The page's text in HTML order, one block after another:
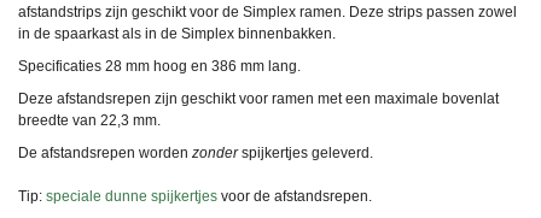
afstandstrips zijn geschikt voor de Simplex ramen. Deze strips passen zowel
in de spaarkast als in de Simplex binnenbakken.
Specificaties 28 mm hoog en 386 mm lang.
Deze afstandsrepen zijn geschikt voor ramen met een maximale bovenlat
breedte van 22,3 mm.
De afstandsrepen worden zonderspijkertjes geleverd.
Tip: speciale dunne spijkertjes voor de afstandsrepen.